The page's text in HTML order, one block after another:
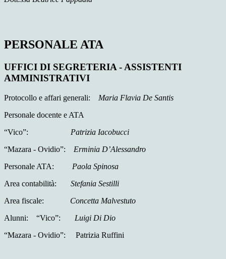
PERSONALE ATA
UFFICI DI SEGRETERIA - ASSISTENTI
AMMINISTRATIVI
Protocollo e affari generali: Maria Flavia De Santis
Personale docente e ATA
“Vico”: Patrizia Iacobucci
“Mazara - Ovidio”: Erminia D’Alessandro
Personale ATA: Paola Spinosa
Area contabilità: Stefania Sestilli
Area fiscale: Concetta Malvestuto
Alunni: “Vico”: Luigi Di Dio
“Mazara - Ovidio”: Patrizia Ruffini